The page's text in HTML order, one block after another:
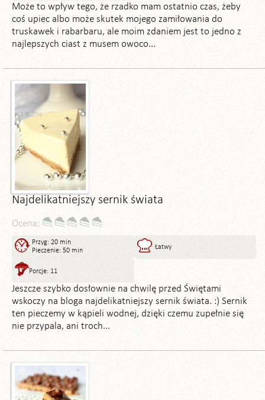
Może to wpływ tego, że rzadko mam ostatnio czas, żeby
coś upiec albo może skutek mojego zamiłowania do
truskawek i rabarbaru, ale moim zdaniem jest to jedno z
najlepszych ciast z musem owoco...
Najdelikatniejszy sernik świata
Ocena:
Przyg: 20 min
Pieczenie: 50 min
Łatwy
Porcje: 11
Jeszcze szybko dosłownie na chwilę przed Świętami
wskoczy na bloga najdelikatniejszy sernik świata. :) Sernik
ten pieczemy w kąpieli wodnej, dzięki czemu zupełnie się
nie przypala, ani troch...